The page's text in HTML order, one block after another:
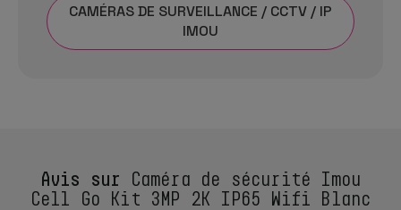
CAMÉRAS DE SURVEILLANCE / CCTV / IP
IMOU
Avis sur Caméra de sécurité Imou
Cell Go Kit 3MP 2K IP65 Wifi Blanc